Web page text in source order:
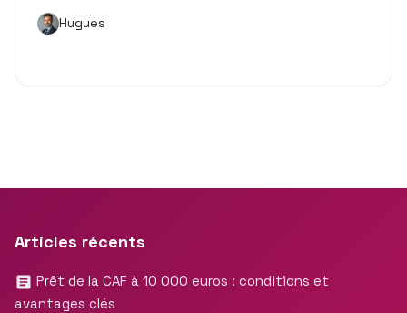
Hugues
Articles récents
Prêt de la CAF à 10 000 euros : conditions et
avantages clés